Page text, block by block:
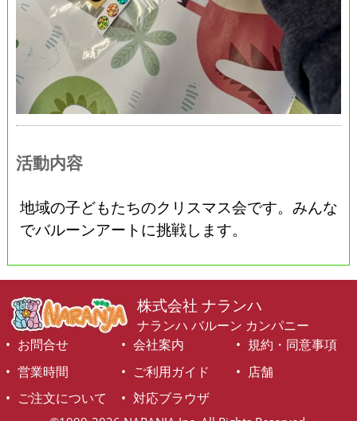
活動内容
地域の子どもたちのクリスマス会です。みんな
でバルーンアートに挑戦します。
株式会社 ナランハ
ナランハ バルーン カンパニー
お問合せ
会社案内
規約・同意事項
営業時間
ご利用ガイド
店舗
ご注文について
対応ブラウザ